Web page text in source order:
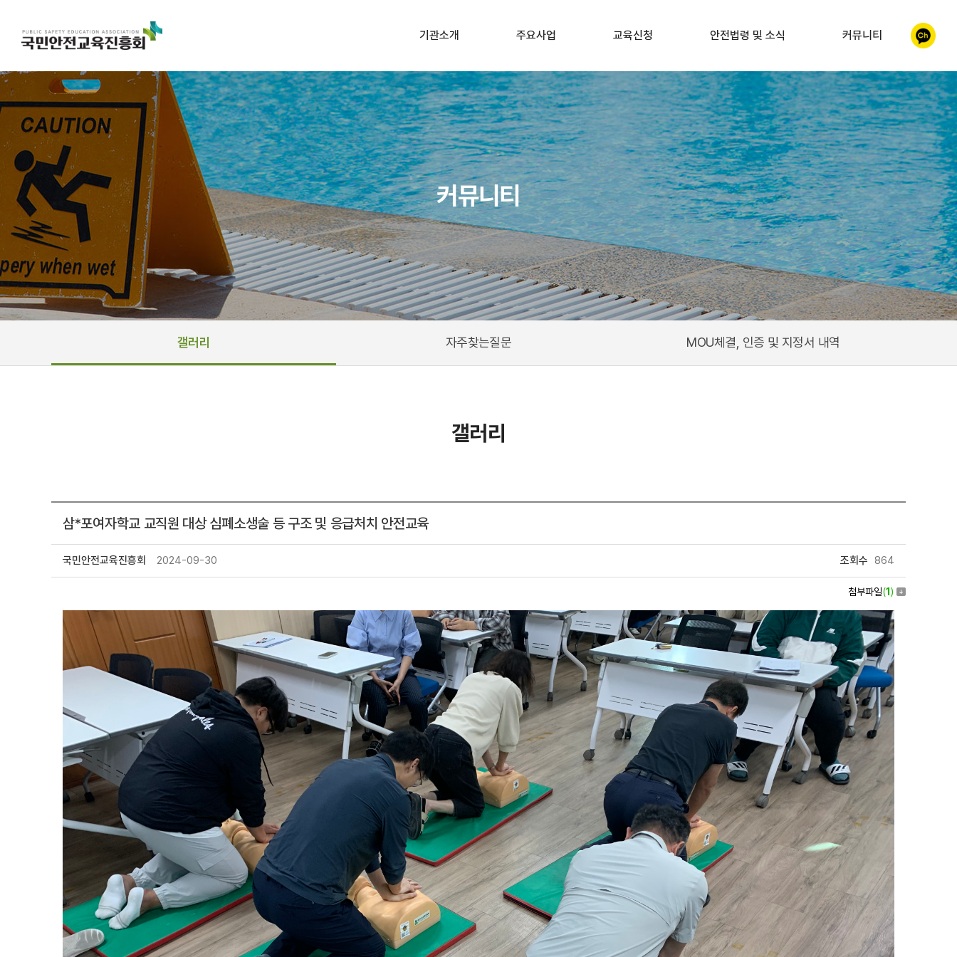
기관소개
소개
회장인사말
연혁
조직도
오시는길
주요사업
구조 및 응급처치교육
교직원 대상 직무연수
어린이놀이시설
안전관리자 교육
수상안전 교육
분야별 전문가 양성교육
꿈길(교육부)
자원봉사 1365
교육신청
어린이놀이시설
안전관리자 교육
교직원 대상 구조 및
응급처치 교육
해양경찰청 수사구조사
사전교육
수상안전 교육
분야별 전문가 양성교육
특수분야 직무연수
자율연수
안전법령 및 소식
안전법령 및 소식
커뮤니티
갤러리
자주찾는질문
MOU체결, 인증 및
지정서 내역
커뮤니티
갤러리 자주찾는질문 MOU체결, 인증 및 지정서 내역
갤러리
삼*포여자학교 교직원 대상 심폐소생술 등 구조 및 응급처치 안전교육
국민안전교육진흥회 2024-09-30 조회수 864
첨부파일(1 )